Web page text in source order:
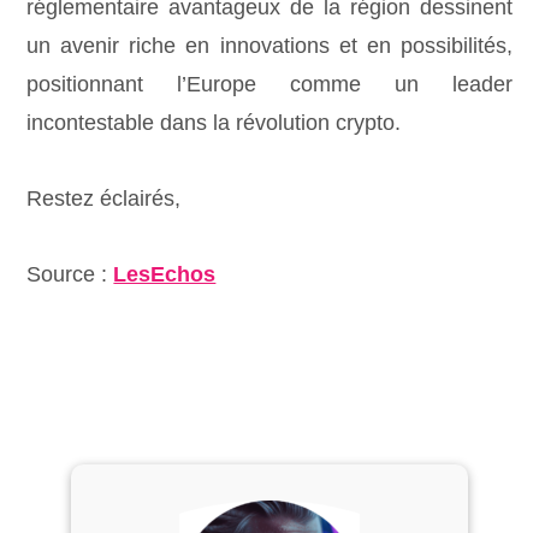
réglementaire avantageux de la région dessinent
un avenir riche en innovations et en possibilités,
positionnant l’Europe comme un leader
incontestable dans la révolution crypto.
Restez éclairés,
Source : LesEchos